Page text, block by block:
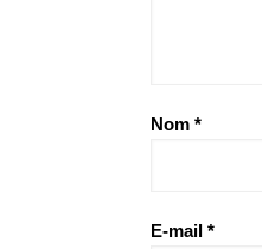
Nom *
E-mail *